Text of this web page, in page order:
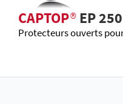
CAPTOP®EP 250
Protecteurs ouverts